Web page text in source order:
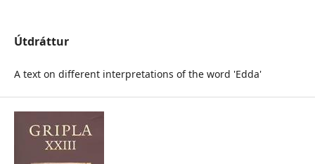
Útdráttur
A text on different interpretations of the word 'Edda'